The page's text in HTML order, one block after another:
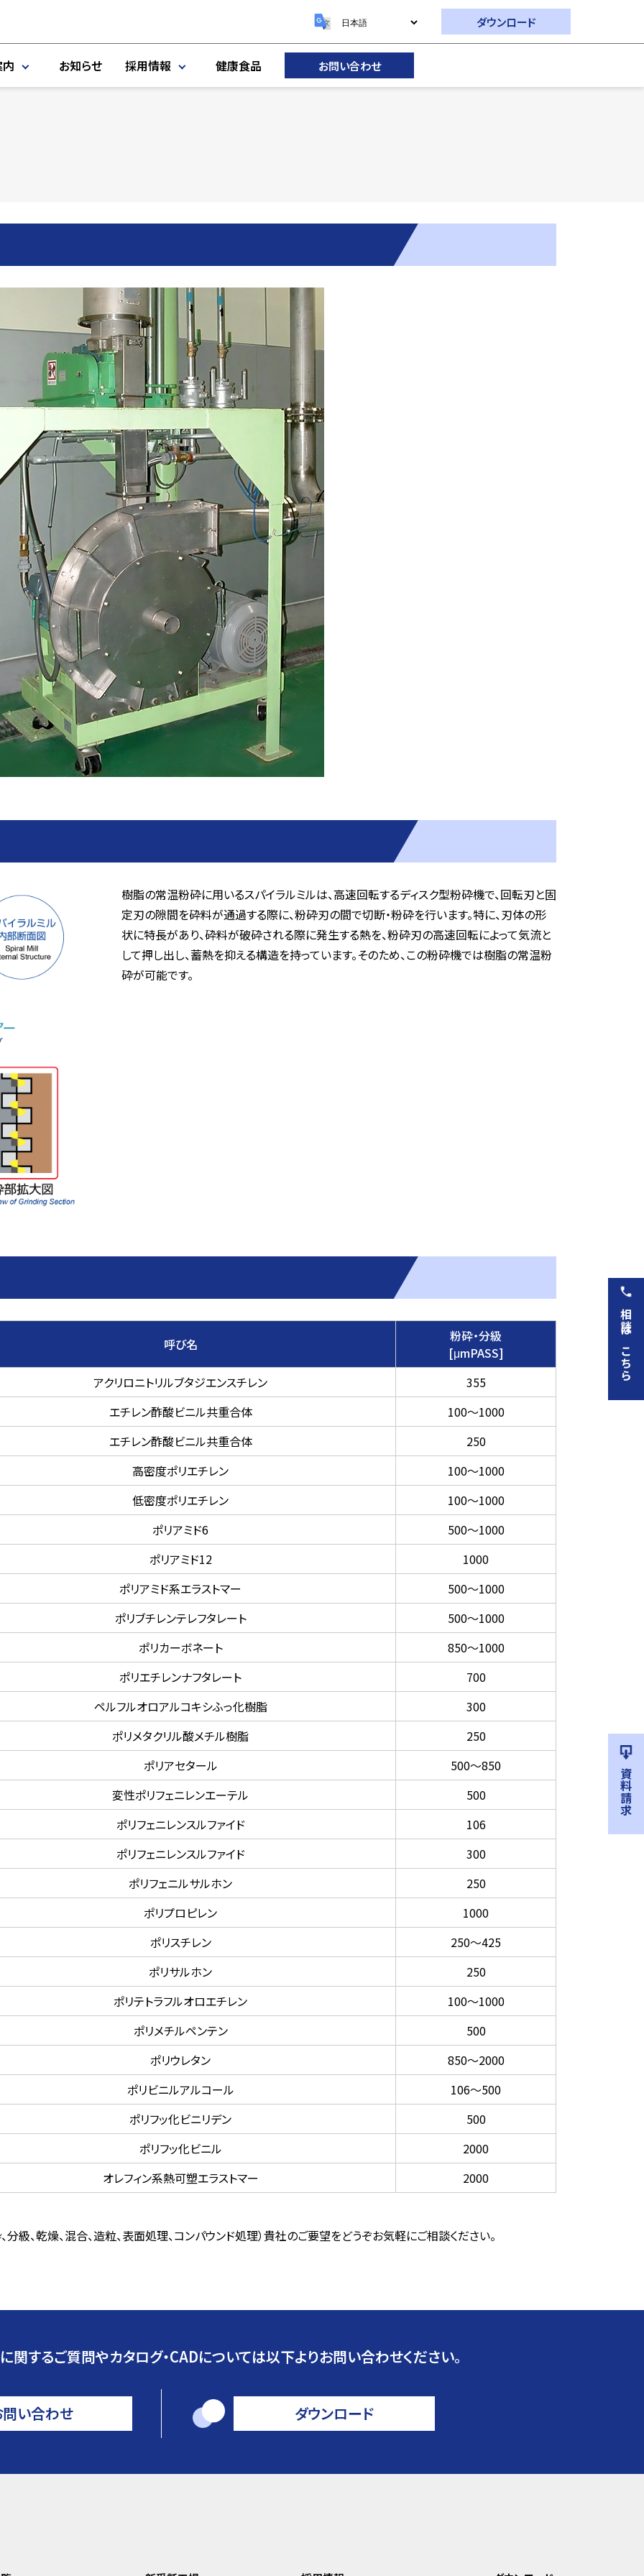
ダウンロード
お知らせ 採用情報 健康食品 お問い合わせ
樹脂の常温粉砕に用いるスパイラルミルは、高速回転するディスク型粉砕機で、回転刃と固
定刃の隙間を砕料が通過する際に、粉砕刃の間で切断・粉砕を行います。特に、刃体の形
状に特長があり、砕料が破砕される際に発生する熱を、粉砕刃の高速回転によって気流と
して押し出し、蓄熱を抑える構造を持っています。そのため、この粉砕機では樹脂の常温粉
砕が可能です。
呼び名
粉砕・分級
[μmPASS]
アクリロニトリルブタジエンスチレン
355
エチレン酢酸ビニル共重合体
100～1000
エチレン酢酸ビニル共重合体
250
高密度ポリエチレン
100～1000
低密度ポリエチレン
100～1000
ポリアミド6
500～1000
ポリアミド12
1000
ポリアミド系エラストマー
500～1000
ポリブチレンテレフタレート
500～1000
ポリカーボネート
850～1000
ポリエチレンナフタレート
700
ペルフルオロアルコキシふっ化樹脂
300
ポリメタクリル酸メチル樹脂
250
ポリアセタール
500～850
変性ポリフェニレンエーテル
500
ポリフェニレンスルファイド
106
ポリフェニレンスルファイド
300
ポリフェニルサルホン
250
ポリプロピレン
1000
ポリスチレン
250～425
ポリサルホン
250
ポリテトラフルオロエチレン
100～1000
ポリメチルペンテン
500
ポリウレタン
850～2000
ポリビニルアルコール
106～500
ポリフッ化ビニリデン
500
ポリフッ化ビニル
2000
オレフィン系熱可塑エラストマー
2000
級、乾燥、混合、造粒、表面処理、コンパウンド処理）貴社のご要望をどうぞお気軽にご相談ください。
するご質問やカタログ・CADについては以下よりお問い合わせください。
い合わせ ダウンロード
相談はこちら
資料請求